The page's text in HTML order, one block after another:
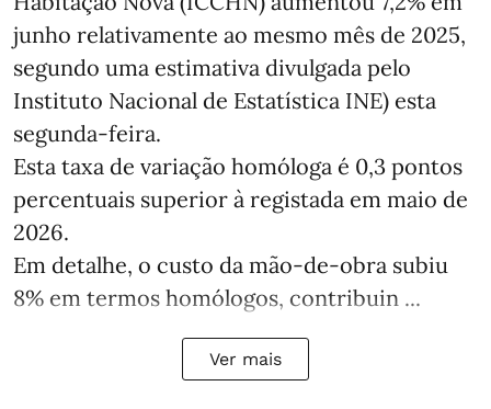
junho relativamente ao mesmo mês de 2025,
segundo uma estimativa divulgada pelo
Instituto Nacional de Estatística INE) esta
segunda-feira.
Esta taxa de variação homóloga é 0,3 pontos
percentuais superior à registada em maio de
2026.
Em detalhe, o custo da mão‑de‑obra subiu
8% em termos homólogos, contribuin ...
Ver mais